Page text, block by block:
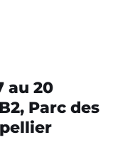
au 20
Parc des